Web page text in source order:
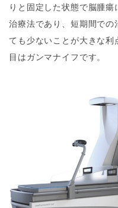
りと固定した状態で脳腫
治療法であり、短期間での
ても少ないことが大きな
目はガンマナイフです。